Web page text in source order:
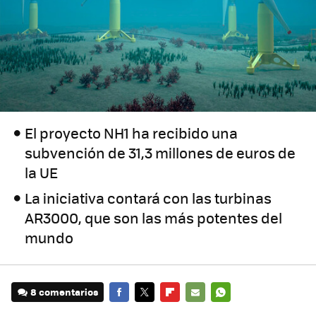
El proyecto NH1 ha recibido una
subvención de 31,3 millones de euros de
la UE
La iniciativa contará con las turbinas
AR3000, que son las más potentes del
mundo
8 comentarios